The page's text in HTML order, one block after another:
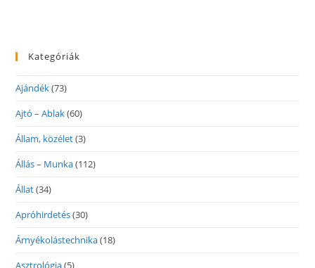
Kategóriák
Ajándék(73)
Ajtó – Ablak(60)
Állam, közélet(3)
Állás – Munka(112)
Állat(34)
Apróhirdetés(30)
Árnyékolástechnika(18)
Asztrológia(5)